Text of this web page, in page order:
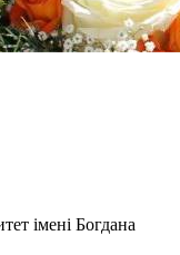
імені Богдана